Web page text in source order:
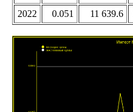
2022
0.051 11 639.6